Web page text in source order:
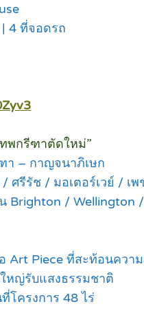
4 ที่จอดรถ
พกรีฑาตัดใหม่”
า – กาญจนาภิเษก
ศรีรัช / มอเตอร์เวย์ / เพ
Brighton / Wellington
Art Piece ที่สะท้อนควา
หญ่รับแสงธรรมชาติ
โครงการ 48 ไร่